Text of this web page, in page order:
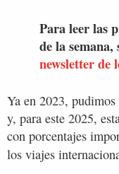
Para leer las
de la
newsletter de
Ya en 2023,
y, para este 2025,
con porcentajes
los viajes